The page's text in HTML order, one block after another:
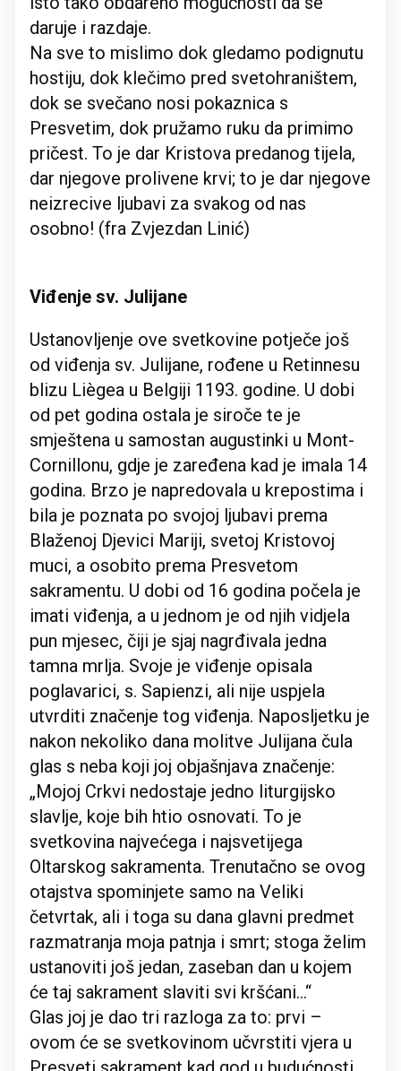
daruje i razdaje.
Na sve to mislimo dok gledamo podignutu
hostiju, dok klečimo pred svetohraništem,
dok se svečano nosi pokaznica s
Presvetim, dok pružamo ruku da primimo
pričest. To je dar Kristova predanog tijela,
dar njegove prolivene krvi; to je dar njegove
neizrecive ljubavi za svakog od nas
osobno! (fra Zvjezdan Linić)
Viđenje sv. Julijane
Ustanovljenje ove svetkovine potječe još
od viđenja sv. Julijane, rođene u Retinnesu
blizu Liègea u Belgiji 1193. godine. U dobi
od pet godina ostala je siroče te je
smještena u samostan augustinki u Mont-
Cornillonu, gdje je zaređena kad je imala 14
godina. Brzo je napredovala u krepostima i
bila je poznata po svojoj ljubavi prema
Blaženoj Djevici Mariji, svetoj Kristovoj
muci, a osobito prema Presvetom
sakramentu. U dobi od 16 godina počela je
imati viđenja, a u jednom je od njih vidjela
pun mjesec, čiji je sjaj nagrđivala jedna
tamna mrlja. Svoje je viđenje opisala
poglavarici, s. Sapienzi, ali nije uspjela
utvrditi značenje tog viđenja. Naposljetku je
nakon nekoliko dana molitve Julijana čula
glas s neba koji joj objašnjava značenje:
„Mojoj Crkvi nedostaje jedno liturgijsko
slavlje, koje bih htio osnovati. To je
svetkovina najvećega i najsvetijega
Oltarskog sakramenta. Trenutačno se ovog
otajstva spominjete samo na Veliki
četvrtak, ali i toga su dana glavni predmet
razmatranja moja patnja i smrt; stoga želim
ustanoviti još jedan, zaseban dan u kojem
će taj sakrament slaviti svi kršćani…“
Glas joj je dao tri razloga za to: prvi –
ovom će se svetkovinom učvrstiti vjera u